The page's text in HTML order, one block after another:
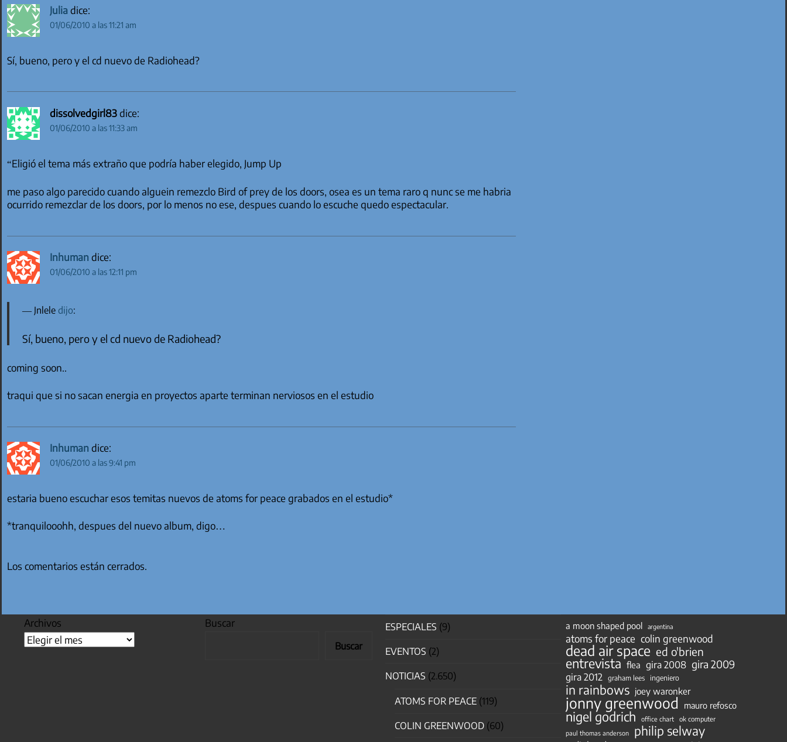
Juliadice:
01/06/2010 a las 11:21 am
Sí, bueno, pero y el cd nuevo de Radiohead?
dissolvedgirl83dice:
01/06/2010 a las 11:33 am
“Eligió el tema más extraño que podría haber elegido, Jump Up
me paso algo parecido cuando alguein remezclo Bird of prey de los doors, osea es un tema raro q nunc se me habria
ocurrido remezclar de los doors, por lo menos no ese, despues cuando lo escuche quedo espectacular.
Inhuman dice:
01/06/2010 a las 12:11 pm
Jnlele dijo:
Sí, bueno, pero y el cd nuevo de Radiohead?
coming soon..
traqui que si no sacan energia en proyectos aparte terminan nerviosos en el estudio
Inhuman dice:
01/06/2010 a las 9:41 pm
estaria bueno escuchar esos temitas nuevos de atoms for peace grabados en el estudio*
*tranquilooohh, despues del nuevo album, digo…
Los comentarios están cerrados.
Archivos Buscar
Buscar
ESPECIALES (9)
EVENTOS (2)
NOTICIAS (2.650)
ATOMS FOR PEACE (119)
COLIN GREENWOOD (60)
a moon shaped pool argentina
atoms for peace colin greenwood
dead air space ed o'brien
entrevista flea gira 2008 gira 2009
gira 2012 graham lees ingeniero
in rainbows joey waronker
jonny greenwood mauro refosco
nigel godrich office chart ok computer
paul thomas anderson philip selway